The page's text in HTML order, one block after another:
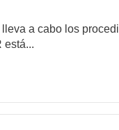
a cabo los
está...